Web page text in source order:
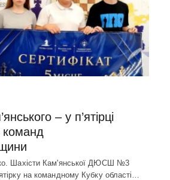
– у п’ятірці
команд
Шахісти Кам'янської ДЮСШ №3
на командному Кубку області…